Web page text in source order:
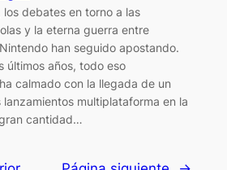
debates en torno a las
y la eterna guerra entre
han seguido apostando.
últimos años, todo eso
calmado con la llegada de un
lanzamientos multiplataforma en la
cantidad…